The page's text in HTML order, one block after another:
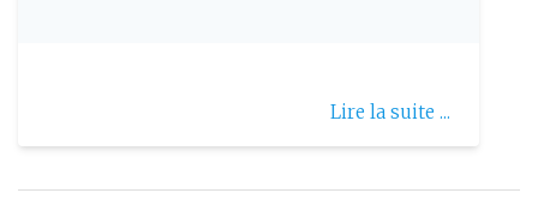
Lire la suite ...